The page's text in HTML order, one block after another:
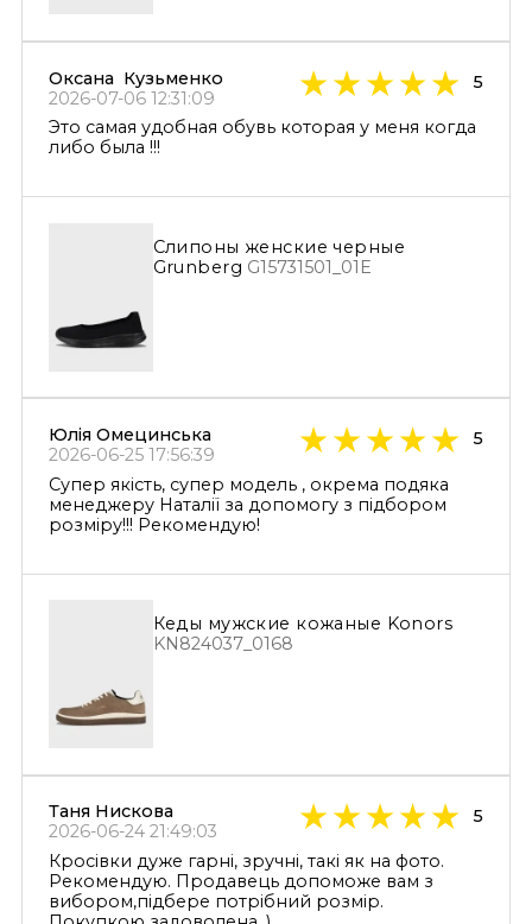
Оксана Кузьменко
2026-07-06 12:31:09
5
Это самая удобная обувь которая у меня когда
либо была !!!
Слипоны женские черные
Grunberg G15731501_01E
Юлія Омецинська
2026-06-25 17:56:39
5
Супер якість, супер модель , окрема подяка
менеджеру Наталії за допомогу з підбором
розміру!!! Рекомендую!
Кеды мужские кожаные Konоrs
KN824037_0168
Таня Нискова
2026-06-24 21:49:03
5
Кросівки дуже гарні, зручні, такі як на фото.
Рекомендую. Продавець допоможе вам з
вибором,підбере потрібний розмір.